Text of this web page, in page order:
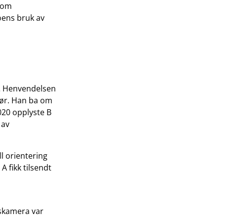
bruk av
Han ba om
opplyste B
orientering
fikk tilsendt
var